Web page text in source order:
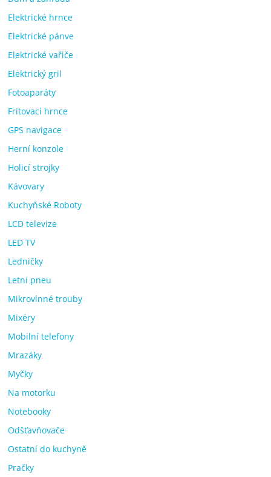
Elektrické hrnce
Elektrické pánve
Elektrické vařiče
Elektrický gril
Fotoaparáty
Fritovací hrnce
GPS navigace
Herní konzole
Holicí strojky
Kávovary
Kuchyňské Roboty
LCD televize
LED TV
Ledničky
Letní pneu
Mikrovlnné trouby
Mixéry
Mobilní telefony
Mrazáky
Myčky
Na motorku
Notebooky
Odšťavňovače
Ostatní do kuchyně
Pračky